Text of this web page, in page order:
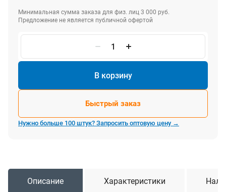
Минимальная сумма заказа для физ. лиц 3 000 руб.
Предложение не является публичной офертой
В корзину
Быстрый заказ
Нужно больше 100 штук? Запросить оптовую цену →
Описание Характеристики